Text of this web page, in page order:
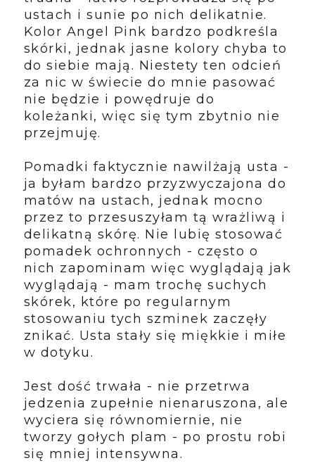
ustach i sunie po nich delikatnie.
Kolor Angel Pink bardzo podkreśla
skórki, jednak jasne kolory chyba to
do siebie mają. Niestety ten odcień
za nic w świecie do mnie pasować
nie będzie i powędruje do
koleżanki, więc się tym zbytnio nie
przejmuję.
Pomadki faktycznie nawilżają usta -
ja byłam bardzo przyzwyczajona do
matów na ustach, jednak mocno
przez to przesuszyłam tą wrażliwą i
delikatną skórę. Nie lubię stosować
pomadek ochronnych - często o
nich zapominam więc wyglądają jak
wyglądają - mam trochę suchych
skórek, które po regularnym
stosowaniu tych szminek zaczęły
znikać. Usta stały się miękkie i miłe
w dotyku.
Jest dość trwała - nie przetrwa
jedzenia zupełnie nienaruszona, ale
wyciera się równomiernie, nie
tworzy gołych plam - po prostu robi
się mniej intensywna.